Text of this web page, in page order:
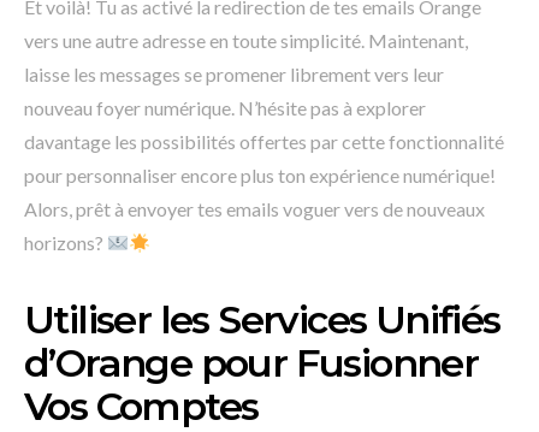
Et voilà! Tu as activé la redirection de tes emails Orange
vers une autre adresse en toute simplicité. Maintenant,
laisse les messages se promener librement vers leur
nouveau foyer numérique. N’hésite pas à explorer
davantage les possibilités offertes par cette fonctionnalité
pour personnaliser encore plus ton expérience numérique!
Alors, prêt à envoyer tes emails voguer vers de nouveaux
horizons?
Utiliser les Services Unifiés
d’Orange pour Fusionner
Vos Comptes